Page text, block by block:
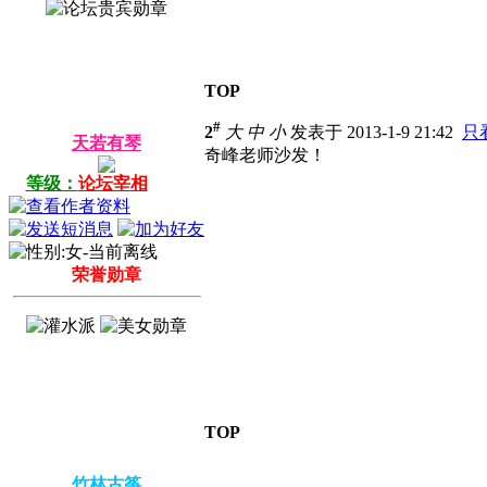
TOP
天若有琴
等级： 论坛宰相
荣誉勋章
2# 大 中 小发表于 2013-1-9 21:42
只
奇峰老师沙发！
TOP